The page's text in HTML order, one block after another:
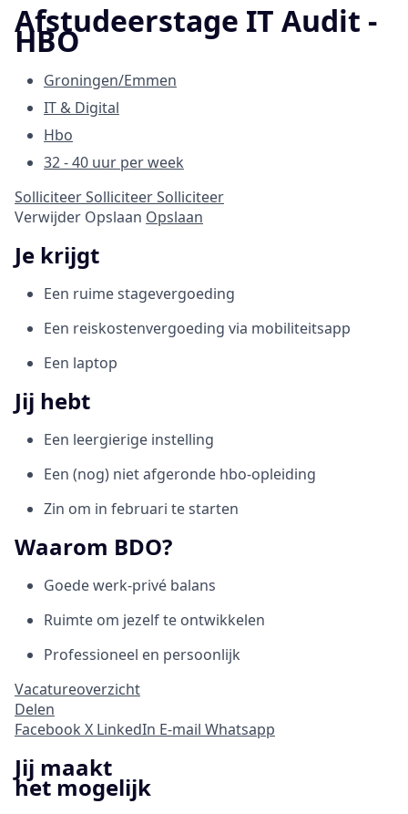
Afstudeerstage IT Audit -
HBO
Groningen/Emmen
IT & Digital
Hbo
32 - 40 uur per week
SolliciteerSolliciteerSolliciteer
Verwijder Opslaan Opslaan
Je krijgt
Een ruime stagevergoeding
Een reiskostenvergoeding via mobiliteitsapp
Een laptop
Jij hebt
Een leergierige instelling
Een (nog) niet afgeronde hbo-opleiding
Zin om in februari te starten
Waarom BDO?
Goede werk-privé balans
Ruimte om jezelf te ontwikkelen
Professioneel en persoonlijk
Vacatureoverzicht
Delen
Facebook X LinkedIn E-mail Whatsapp
Jij maakt
het mogelijk